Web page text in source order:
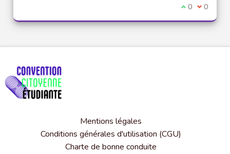
Je suis
0 Je ne
0
Mentions légales
Conditions générales d'utilisation (CGU)
Charte de bonne conduite